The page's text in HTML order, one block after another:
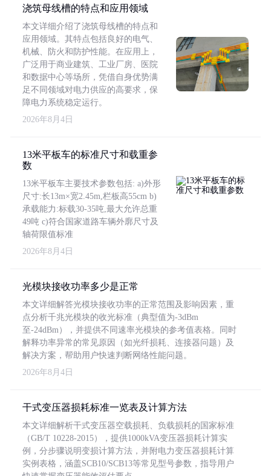
浇筑母线槽的特点和应用领域
本文详细介绍了浇筑母线槽的特点和
应用领域。其特点包括良好的电气、
机械、防火和防护性能。在应用上，
广泛用于商业建筑、工业厂房、医院
和数据中心等场所，凭借自身优势满
足不同领域对电力供应的高要求，保
障电力系统稳定运行。
2026年8月4日
13米平板车的标准尺寸和载重参
数
13米平板车主要技术参数包括: a)外形
尺寸:长13m×宽2.45m,栏板高55cm b)
承载能力:标载30-35吨,最大允许总重
49吨 c)符合国家道路车辆外廓尺寸及
轴荷限值标准
2026年8月4日
光模块接收功率多少是正常
本文详细解答光模块接收功率的正常范围及影响因素，重
点分析千兆光模块的收光标准（典型值为-3dBm
至-24dBm），并提供不同速率光模块的参考值表格。同时
解释功率异常的常见原因（如光纤损耗、连接器问题）及
解决方案，帮助用户快速判断网络性能问题。
2026年8月4日
干式变压器损耗标准一览表及计算方法
本文详细解析干式变压器空载损耗、负载损耗的国家标准
（GB/T 10228-2015），提供1000kVA变压器损耗计算实
例，分步骤说明变损计算方法，并附电力变压器损耗计算
实例表格，涵盖SCB10/SCB13等常见型号参数，指导用户